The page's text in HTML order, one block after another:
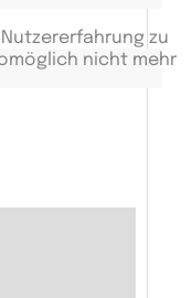
zu
nicht mehr